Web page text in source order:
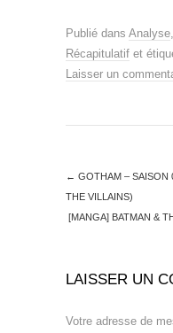
Publié dans Analyse
Récapitulatif et
Laisser un
← GOTHAM – SAISON
THE VILLAINS)
[MANGA] BATMAN &
LAISSER UN
Votre adresse de